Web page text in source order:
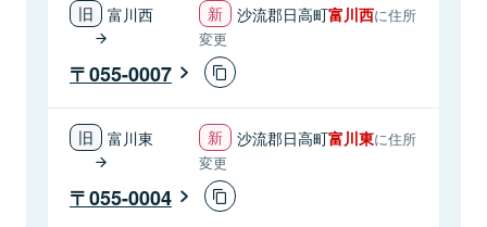
富川西 沙流郡日高町富川西に住所
変更
055-0007
富川東 沙流郡日高町富川東に住所
変更
055-0004